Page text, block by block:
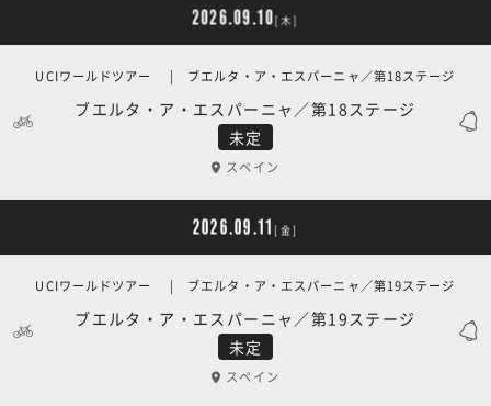
2026.09.10[木]
未定
ブエルタ・ア・エスパーニャ／第18ステージ
UCIワールドツアー | ブエルタ・ア・エスパーニャ／第18ステージ
スペイン
2026.09.11 [金]
未定
ブエルタ・ア・エスパーニャ／第19ステージ
UCIワールドツアー | ブエルタ・ア・エスパーニャ／第19ステージ
スペイン